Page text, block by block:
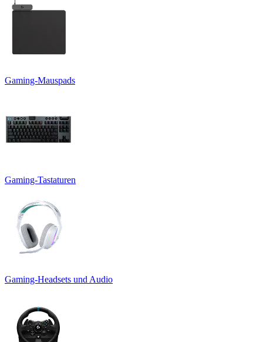
Gaming-Mauspads
Gaming-Tastaturen
Gaming-Headsets und Audio